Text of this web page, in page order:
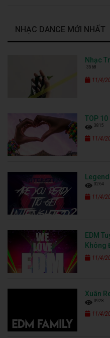
NHẠC DANCE MỚI NHẤT
Nhạc
3568
11/4/
TOP 10
3815
11/4/
3264
11/4/
EDM
Không
11/4/
Xuân
3928
11/4/